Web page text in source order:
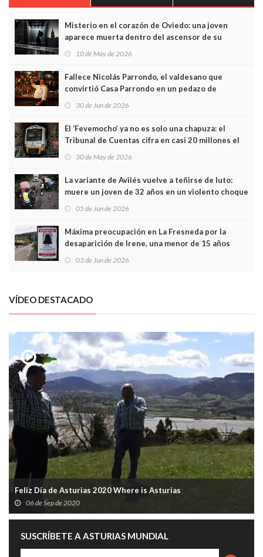
Misterio en el corazón de Oviedo: una joven
aparece muerta dentro del ascensor de su
edificio y las cámaras captan sus últimos minutos
10 de May de 2026
Fallece Nicolás Parrondo, el valdesano que
convirtió Casa Parrondo en un pedazo de
Asturias en Madrid
30 de Jun de 2026
El ‘Fevemocho’ ya no es solo una chapuza: el
Tribunal de Cuentas cifra en casi 20 millones el
sobrecoste de los trenes que no cabían por los
30 de May de 2026
La variante de Avilés vuelve a teñirse de luto:
muere un joven de 32 años en un violento choque
frontal
05 de Jun de 2026
Máxima preocupación en La Fresneda por la
desaparición de Irene, una menor de 15 años
03 de Jun de 2026
VÍDEO DESTACADO
Feliz Día de Asturias 2020 Where is Asturias
06 de Sep de 2020
SUSCRÍBETE A ASTURIAS MUNDIAL